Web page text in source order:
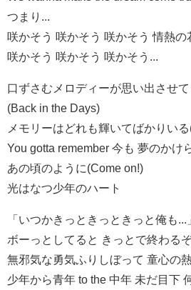
つまり...
咲かそう 咲かそう 咲かそう 情熱の
咲かそう 咲かそう 咲かそう...
口ずさむメロディーが思い出させて
(Back in the Days)
メモリーはどれも輝いてばかりい
You gotta remember 今も 夢のかけ
あの頃のように(Come on!)
光はなつ少年のハート
「いつかきっときっときっと俺も...
ボーっとしてると きっとで終わる
無邪気な勇気ふりしぼって 童心の
少年から青年 to the 中年 未だ目下